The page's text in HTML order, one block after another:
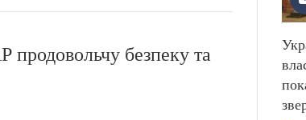
продовольчу безпеку та